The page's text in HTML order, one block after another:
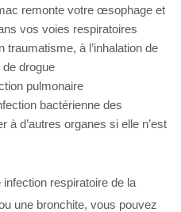
remonte votre œsophage et
vos voies respiratoires
traumatisme, à l’inhalation de
drogue
pulmonaire
bactérienne des
à d’autres organes si elle n’est
respiratoire de la
une bronchite, vous pouvez